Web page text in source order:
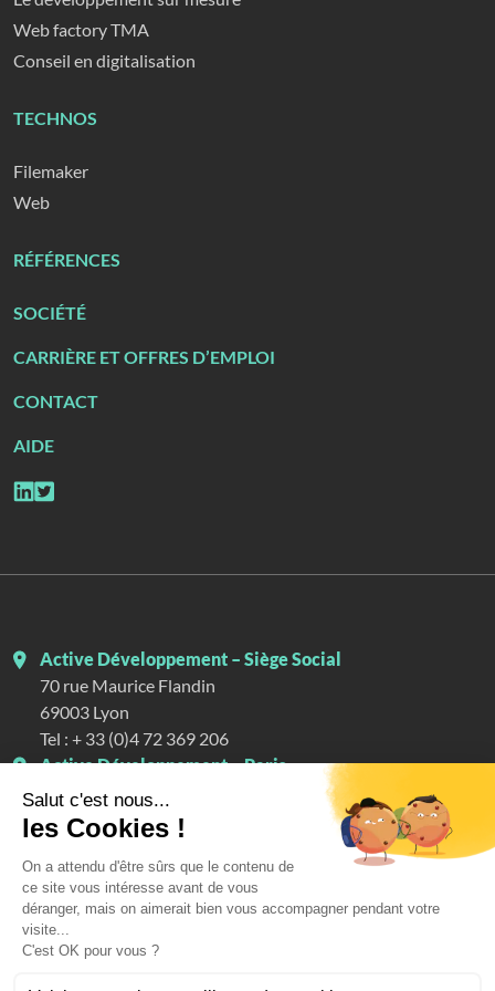
Web factory TMA
Conseil en digitalisation
TECHNOS
Filemaker
Web
RÉFÉRENCES
SOCIÉTÉ
CARRIÈRE ET OFFRES D’EMPLOI
CONTACT
AIDE
Active Développement – Siège Social
70 rue Maurice Flandin
69003 Lyon
Tel : + 33 (0)4 72 369 206
Active Développement – Paris
4 rue Mélingue
75019 Paris
Tel : + 33 (0)1 76 54 05 71
Active Développement – Suisse
30 rue Voltaire
1201
Tel :+41 (0)22 501 76 07